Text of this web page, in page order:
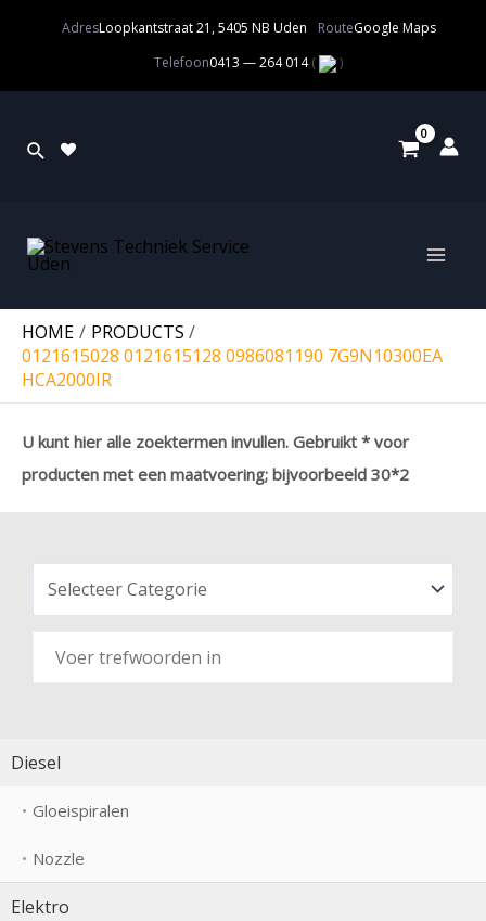
AdresLoopkantstraat 21, 5405 NB Uden RouteGoogle Maps
Telefoon0413 — 264 014( )
HOME
PRODUCTS
0121615028 0121615128 0986081190 7G9N10300EA
HCA2000IR
U kunt hier alle zoektermen invullen. Gebruikt * voor
producten met een maatvoering; bijvoorbeeld 30*2
Diesel
Gloeispiralen
Nozzle
Elektro